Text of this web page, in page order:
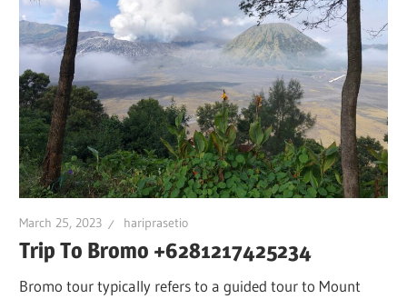
March 25, 2023 hariprasetio
Trip To Bromo +6281217425234
Bromo tour typically refers to a guided tour to Mount